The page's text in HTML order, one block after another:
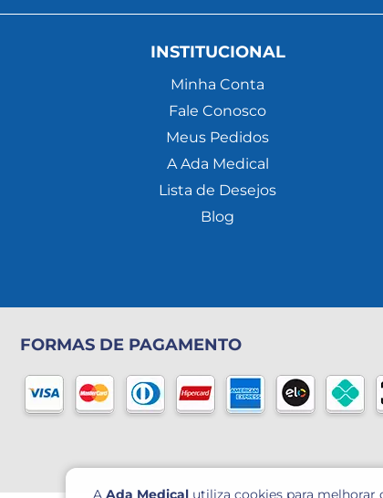
A Ada Medical utiliza cookies para melhorar
INSTITUCIONAL
Minha Conta
Fale Conosco
Meus Pedidos
A Ada Medical
Lista de Desejos
Blog
FORMAS DE PAGAMENTO